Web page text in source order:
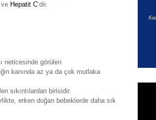
ve Hepatit C‘dir.
neticesinde görülen
kanında az ya da çok mutlaka
sıkıntılardan birisidir.
erken doğan bebeklerde daha sık